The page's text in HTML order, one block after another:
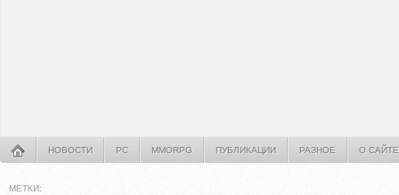
НОВОСТИ PC MMORPG ПУБЛИКАЦИИ РАЗНОЕ О САЙТЕ
МЕТКИ: